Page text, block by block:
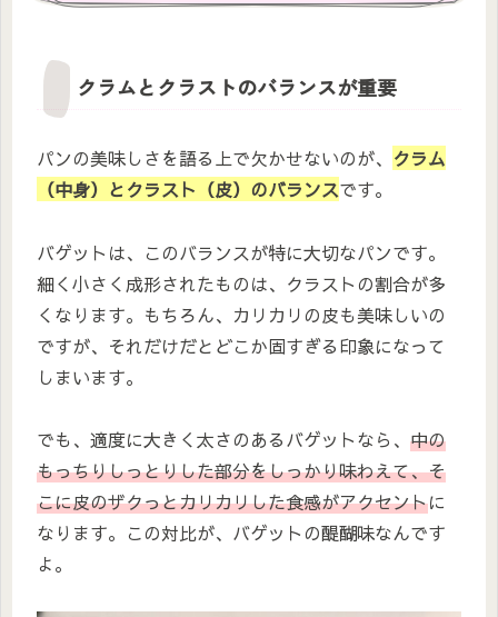
クラムとクラストのバランスが重要
パンの美味しさを語る上で欠かせないのが、 クラム
（中身）とクラスト（皮）のバランスです。
バゲットは、このバランスが特に大切なパンです。
細く小さく成形されたものは、クラストの割合が多
くなります。もちろん、カリカリの皮も美味しいの
ですが、それだけだとどこか固すぎる印象になって
しまいます。
でも、適度に大きく太さのあるバゲットなら、 中の
もっちりしっとりした部分をしっかり味わえて、そ
こに皮のザクっとカリカリした食感がアクセントに
なります。この対比が、バゲットの醍醐味なんです
よ。